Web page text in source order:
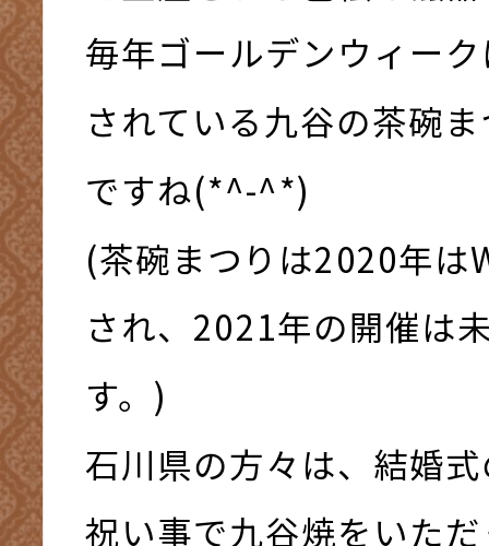
毎年ゴールデンウィー
されている九谷の茶碗
ですね(*^-^*)
(茶碗まつりは2020年は
され、2021年の開催は
す。)
石川県の方々は、結婚
祝い事で九谷焼をいた